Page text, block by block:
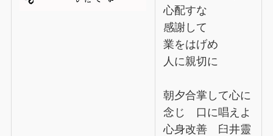
心配すな
感謝して
業をはげめ
人に親切に
朝夕合掌して心に
念じ 口に唱えよ
心身改善 臼井靈